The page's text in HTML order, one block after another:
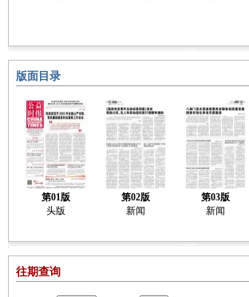
版面目录
第01版
头版
第02版
新闻
第03版
新闻
往期查询